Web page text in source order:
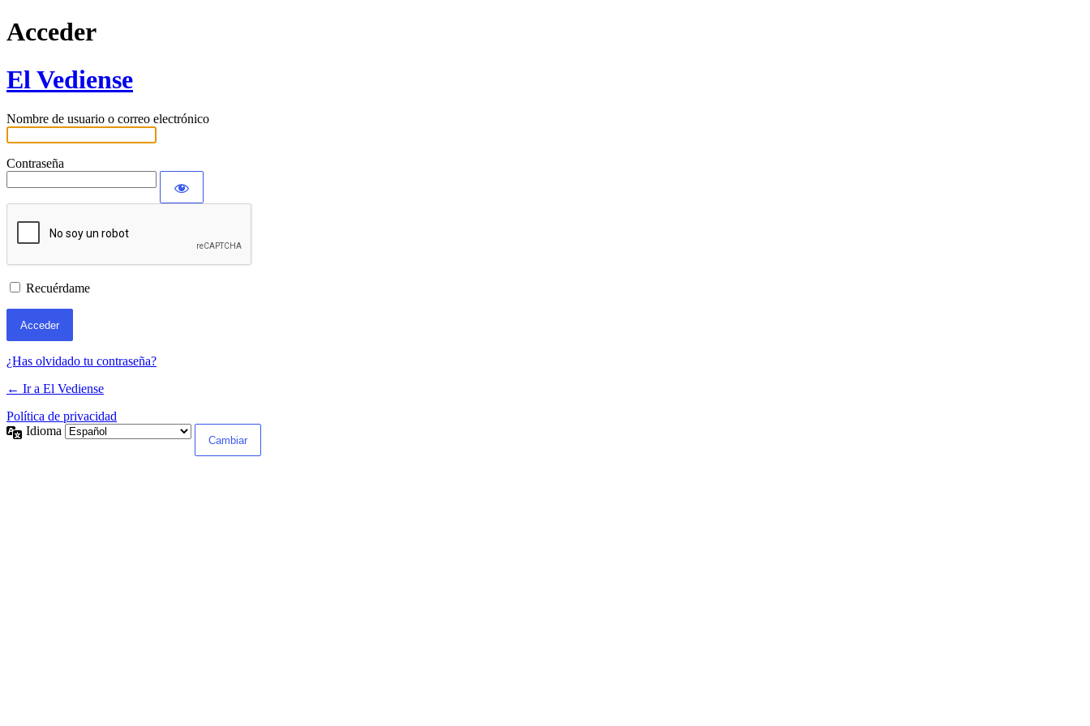
Acceder
El Vediense
Nombre de usuario o correo electrónico
Contraseña
Recuérdame
¿Has olvidado tu contraseña?
← Ir a El Vediense
Política de privacidad
Idioma